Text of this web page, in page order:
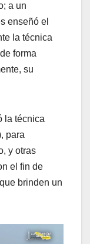
a un
enseñó el
la técnica
forma
su
la técnica
para
y otras
el fin de
brinden un